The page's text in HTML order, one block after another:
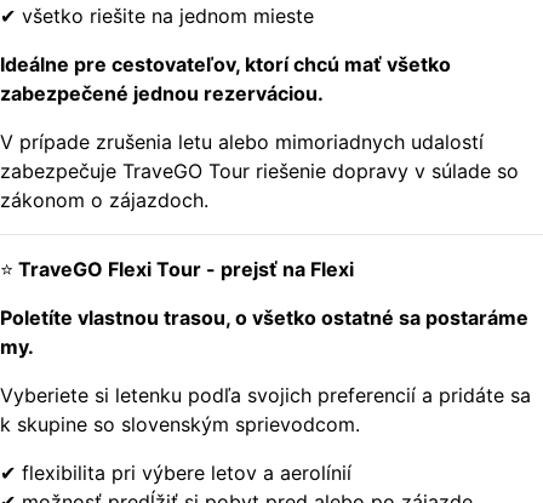
✔ všetko riešite na jednom mieste
Ideálne pre cestovateľov, ktorí chcú mať všetko
zabezpečené jednou rezerváciou.
V prípade zrušenia letu alebo mimoriadnych udalostí
zabezpečuje TraveGO Tour riešenie dopravy v súlade so
zákonom o zájazdoch.
⭐ TraveGO Flexi Tour - prejsť na Flexi
Poletíte vlastnou trasou, o všetko ostatné sa postaráme
my.
Vyberiete si letenku podľa svojich preferencií a pridáte sa
k skupine so slovenským sprievodcom.
✔ flexibilita pri výbere letov a aerolínií